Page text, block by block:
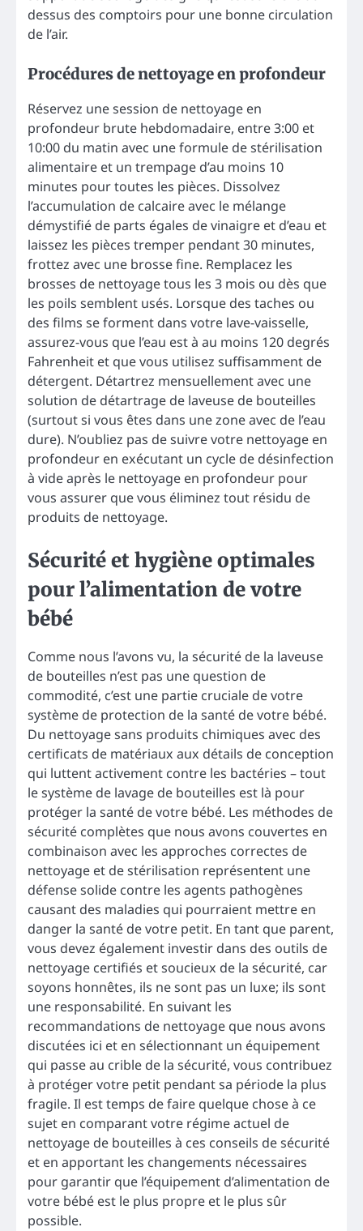
dessus des comptoirs pour une bonne circulation
de l’air.
Procédures de nettoyage en profondeur
Réservez une session de nettoyage en
profondeur brute hebdomadaire, entre 3:00 et
10:00 du matin avec une formule de stérilisation
alimentaire et un trempage d’au moins 10
minutes pour toutes les pièces. Dissolvez
l’accumulation de calcaire avec le mélange
démystifié de parts égales de vinaigre et d’eau et
laissez les pièces tremper pendant 30 minutes,
frottez avec une brosse fine. Remplacez les
brosses de nettoyage tous les 3 mois ou dès que
les poils semblent usés. Lorsque des taches ou
des films se forment dans votre lave-vaisselle,
assurez-vous que l’eau est à au moins 120 degrés
Fahrenheit et que vous utilisez suffisamment de
détergent. Détartrez mensuellement avec une
solution de détartrage de laveuse de bouteilles
(surtout si vous êtes dans une zone avec de l’eau
dure). N’oubliez pas de suivre votre nettoyage en
profondeur en exécutant un cycle de désinfection
à vide après le nettoyage en profondeur pour
vous assurer que vous éliminez tout résidu de
produits de nettoyage.
Sécurité et hygiène optimales
pour l’alimentation de votre
bébé
Comme nous l’avons vu, la sécurité de la laveuse
de bouteilles n’est pas une question de
commodité, c’est une partie cruciale de votre
système de protection de la santé de votre bébé.
Du nettoyage sans produits chimiques avec des
certificats de matériaux aux détails de conception
qui luttent activement contre les bactéries – tout
le système de lavage de bouteilles est là pour
protéger la santé de votre bébé. Les méthodes de
sécurité complètes que nous avons couvertes en
combinaison avec les approches correctes de
nettoyage et de stérilisation représentent une
défense solide contre les agents pathogènes
causant des maladies qui pourraient mettre en
danger la santé de votre petit. En tant que parent,
vous devez également investir dans des outils de
nettoyage certifiés et soucieux de la sécurité, car
soyons honnêtes, ils ne sont pas un luxe; ils sont
une responsabilité. En suivant les
recommandations de nettoyage que nous avons
discutées ici et en sélectionnant un équipement
qui passe au crible de la sécurité, vous contribuez
à protéger votre petit pendant sa période la plus
fragile. Il est temps de faire quelque chose à ce
sujet en comparant votre régime actuel de
nettoyage de bouteilles à ces conseils de sécurité
et en apportant les changements nécessaires
pour garantir que l’équipement d’alimentation de
votre bébé est le plus propre et le plus sûr
possible.